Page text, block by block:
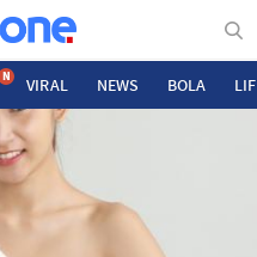
N VIRAL NEWS BOLA